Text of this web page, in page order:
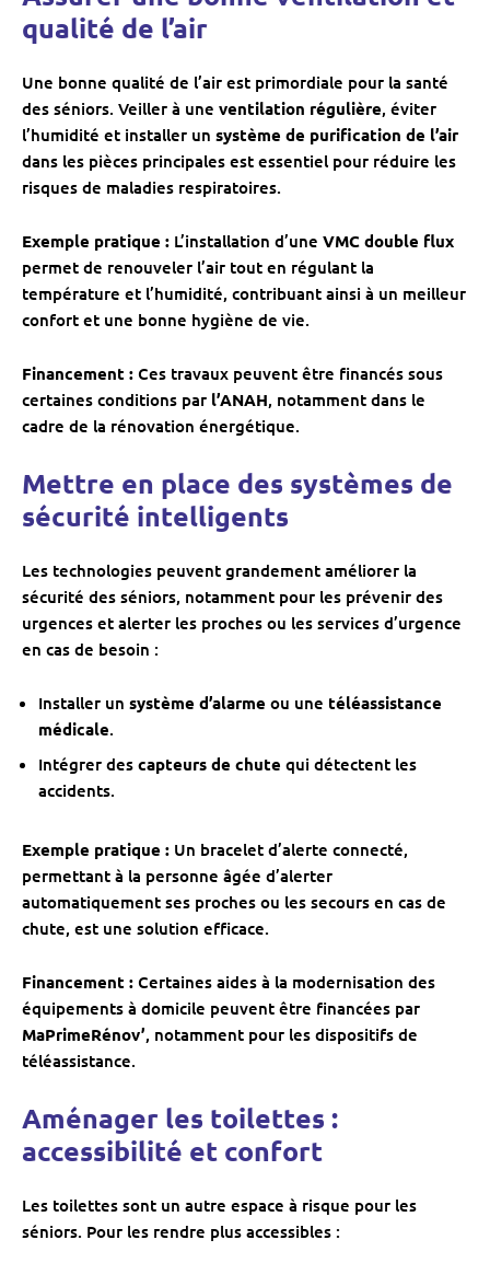
qualité de l’air
Une bonne qualité de l’air est primordiale pour la santé
des séniors. Veiller à une ventilation régulière, éviter
l’humidité et installer un système de purification de l’air
dans les pièces principales est essentiel pour réduire les
risques de maladies respiratoires.
Exemple pratique : L’installation d’une VMC double flux
permet de renouveler l’air tout en régulant la
température et l’humidité, contribuant ainsi à un meilleur
confort et une bonne hygiène de vie.
Financement : Ces travaux peuvent être financés sous
certaines conditions par l’ANAH, notamment dans le
cadre de la rénovation énergétique.
Mettre en place des systèmes de
sécurité intelligents
Les technologies peuvent grandement améliorer la
sécurité des séniors, notamment pour les prévenir des
urgences et alerter les proches ou les services d’urgence
en cas de besoin :
Installer un système d’alarme ou une téléassistance
médicale.
Intégrer des capteurs de chute qui détectent les
accidents.
Exemple pratique : Un bracelet d’alerte connecté,
permettant à la personne âgée d’alerter
automatiquement ses proches ou les secours en cas de
chute, est une solution efficace.
Financement : Certaines aides à la modernisation des
équipements à domicile peuvent être financées par
MaPrimeRénov’, notamment pour les dispositifs de
téléassistance.
Aménager les toilettes :
accessibilité et confort
Les toilettes sont un autre espace à risque pour les
séniors. Pour les rendre plus accessibles :